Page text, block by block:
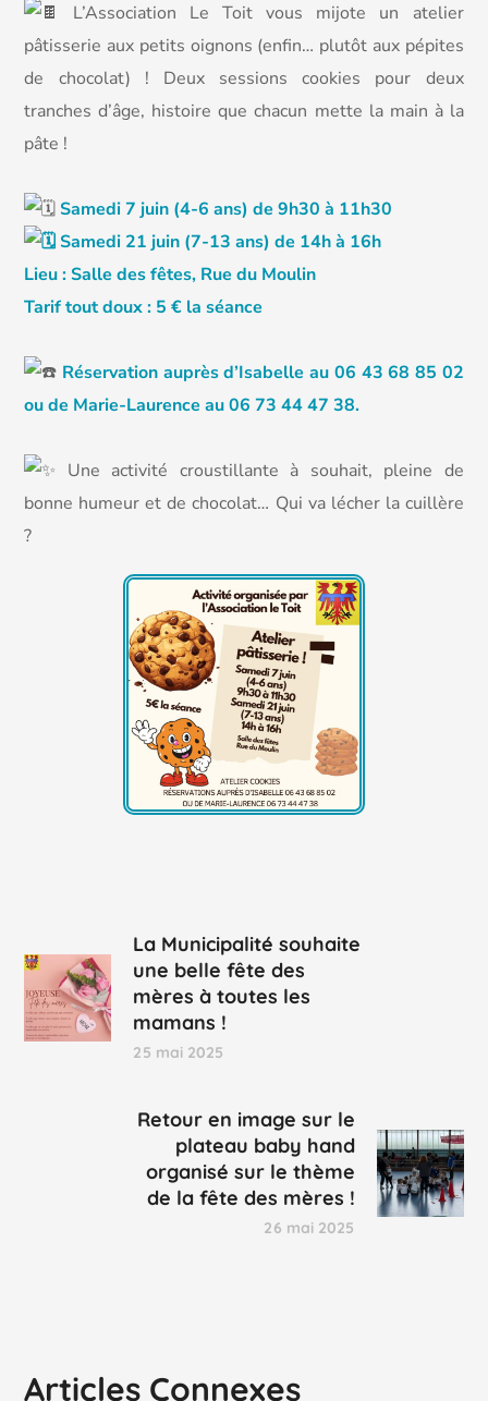
L’Association Le Toit vous mijote un atelier
pâtisserie aux petits oignons (enfin… plutôt aux pépites
de chocolat) ! Deux sessions cookies pour deux
tranches d’âge, histoire que chacun mette la main à la
pâte !
Samedi 7 juin (4-6 ans) de 9h30 à 11h30
Samedi 21 juin (7-13 ans) de 14h à 16h
Lieu : Salle des fêtes, Rue du Moulin
Tarif tout doux : 5 € la séance
Réservation auprès d’Isabelle au 06 43 68 85 02
ou de Marie-Laurence au 06 73 44 47 38.
Une activité croustillante à souhait, pleine de
bonne humeur et de chocolat… Qui va lécher la cuillère
?
La Municipalité souhaite
une belle fête des
mères à toutes les
mamans !
25 mai 2025
Retour en image sur le
plateau baby hand
organisé sur le thème
de la fête des mères !
26 mai 2025
Articles Connexes